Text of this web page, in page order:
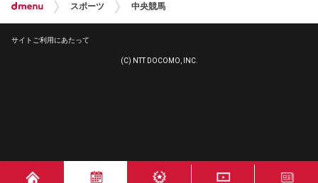
スポーツ 中央競馬
サイトご利用にあたって
(C) NTT DOCOMO, INC.